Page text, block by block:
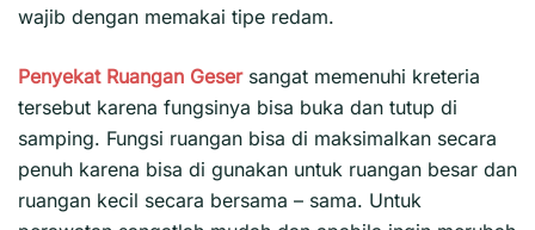
wajib dengan memakai tipe redam.
Penyekat Ruangan Geser sangat memenuhi kreteria
tersebut karena fungsinya bisa buka dan tutup di
samping. Fungsi ruangan bisa di maksimalkan secara
penuh karena bisa di gunakan untuk ruangan besar dan
ruangan kecil secara bersama – sama. Untuk